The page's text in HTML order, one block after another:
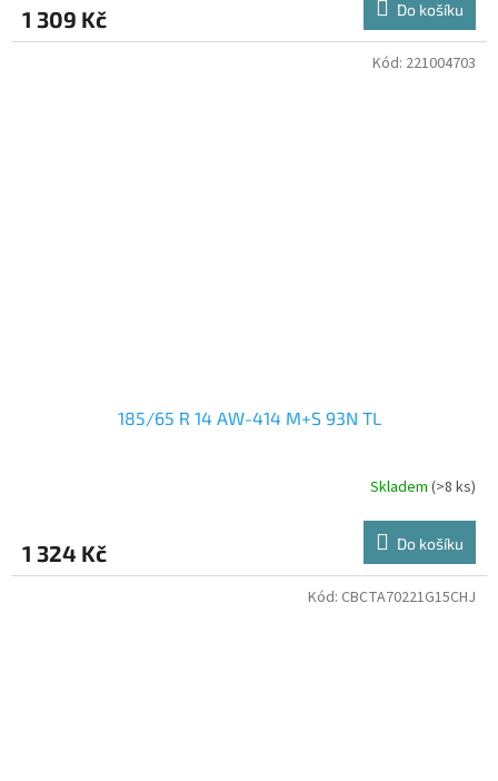
1 309 Kč Do košíku
185/65 R 14 AW-414 M+S 93N TL
Skladem (>8 ks)
1 324 Kč Do košíku
Kód: 221004703
Kód: CBCTA70221G15CHJ